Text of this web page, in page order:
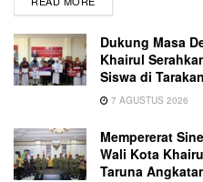
Dukung Masa
Khairul
Siswa di Tarakan
7 AGUSTUS 2026
Mempererat
Wali Kota
Taruna